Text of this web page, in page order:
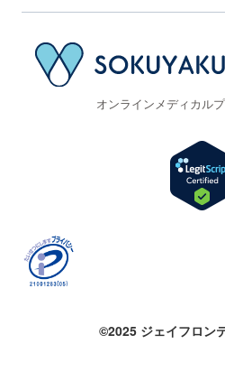
オンラインメディカル
©2025 ジェイフロン